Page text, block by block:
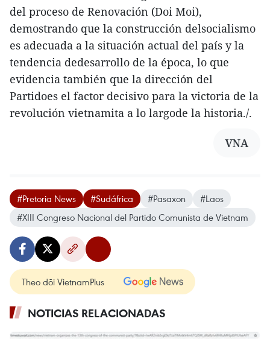
del proceso de Renovación (Doi Moi),
demostrando que la construcción delsocialismo
es adecuada a la situación actual del país y la
tendencia dedesarrollo de la época, lo que
evidencia también que la dirección del
Partidoes el factor decisivo para la victoria de la
revolución vietnamita a lo largode la historia./.
VNA
#Pretoria News #Sudáfrica #Pasaxon
#Laos
#XIII Congreso Nacional del Partido Comunista de Vietnam
Theo dõi VietnamPlus
NOTICIAS RELACIONADAS